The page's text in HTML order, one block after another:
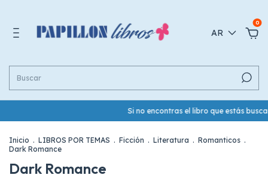
AR
0
Si no encontras el libro que estás
Inicio . LIBROS POR TEMAS . Ficción . Literatura . Romanticos .
Dark Romance
Dark Romance